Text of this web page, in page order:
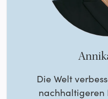
Die Welt
nachhaltigeren